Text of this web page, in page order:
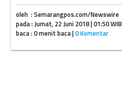
oleh : Semarangpos.com/Newswire
pada : Jumat, 22 Juni 2018 | 01:50 WIB
baca : 0 menit baca |0 Komentar